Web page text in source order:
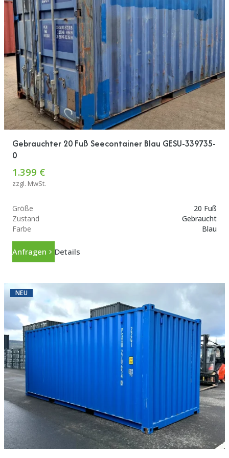
Gebrauchter 20 Fuß Seecontainer Blau GESU-339735-
0
1.399 €
zzgl. MwSt.
Größe
20 Fuß
Zustand
Gebraucht
Farbe
Blau
Anfragen Details
NEU